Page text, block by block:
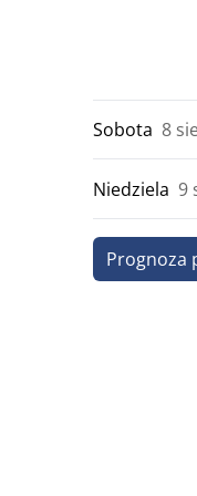
Sobota 8
Niedziela 9
Prognoza